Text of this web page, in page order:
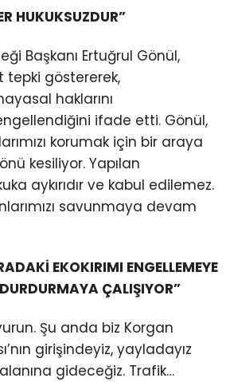
HUKUKSUZDUR”
Başkanı Ertuğrul Gönül,
göstererek,
haklarını
ifade etti. Gönül,
korumak için bir araya
kesiliyor. Yapılan
aykırıdır ve kabul edilemez.
savunmaya devam
EKOKIRIMI ENGELLEMEYE
ÇALIŞIYOR”
Şu anda biz Korgan
girişindeyiz, yayladayız
gideceğiz. Trafik…